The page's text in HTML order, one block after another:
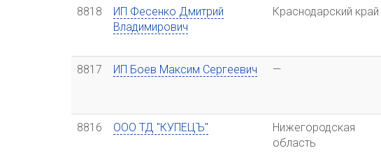
8818
ИП Фесенко Дмитрий
Владимирович
Краснодарский край
8817 ИП Боев Максим Сергеевич —
8816 ООО ТД "КУПЕЦЪ"
Нижегородская
область